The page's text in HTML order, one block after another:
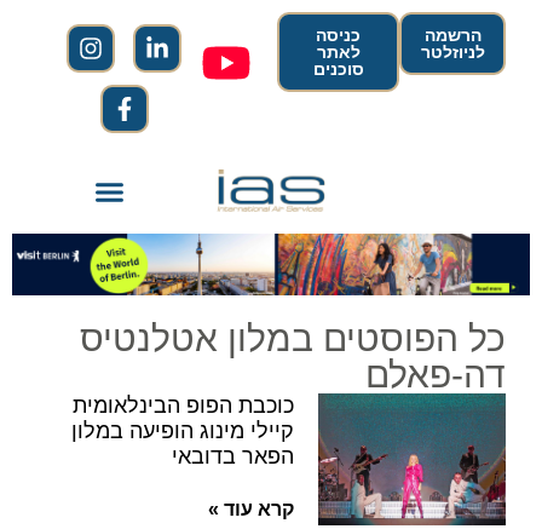
הרשמה
לניוזלטר
כניסה
לאתר
סוכנים
כל הפוסטים במלון אטלנטיס
דה-פאלם
כוכבת הפופ הבינלאומית
קיילי מינוג הופיעה במלון
הפאר בדובאי
קרא עוד »